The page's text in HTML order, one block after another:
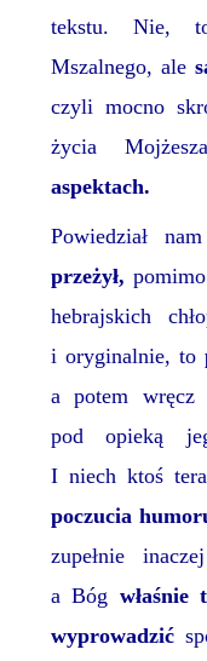
tekstu. Nie,
Mszalnego, ale
czyli mocno
życia
aspektach.
Powiedział nam
przeżył,
hebrajskich
i oryginalnie, to
a potem wręcz
pod opieką
I niech ktoś
poczucia
zupełnie
a Bóg właśnie
wyprowadzić